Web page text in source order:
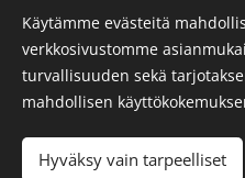
Lisää
All Rights Reserved by
Käytämme evästeitä
verkkosivustomme
turvallisuuden sekä
mahdollisen
Hyväksy vain tarpeelliset